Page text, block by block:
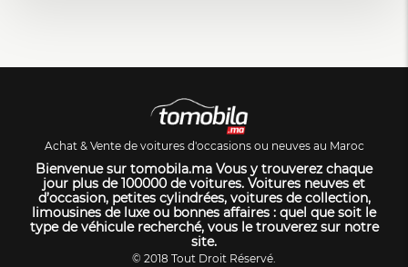
Achat & Vente de voitures d'occasions ou neuves au Maroc
Bienvenue sur tomobila.ma Vous y trouverez chaque
jour plus de 100000 de voitures. Voitures neuves et
d’occasion, petites cylindrées, voitures de collection,
limousines de luxe ou bonnes affaires : quel que soit le
type de véhicule recherché, vous le trouverez sur notre
site.
© 2018 Tout Droit Réservé.